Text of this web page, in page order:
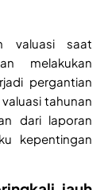
valuasi saat
melakukan
pergantian
tahunan
dari laporan
kepentingan